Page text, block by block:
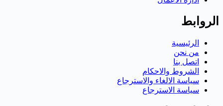
الروابط
الرئيسية
من نحن
اتصل بنا
الشروط والاحكام
سياسة الالغاء والاسترجاع
سياسة الاسترجاع